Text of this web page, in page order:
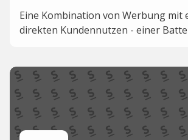
Eine Kombination von Werbung mit
direkten Kundennutzen - einer